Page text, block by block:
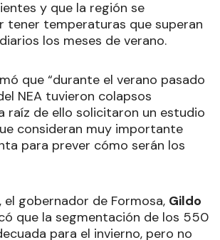
y que la región se
tener temperaturas que superan
los meses de verano.
que “durante el verano pasado
NEA tuvieron colapsos
raíz de ello solicitaron un estudio
consideran muy importante
para prever cómo serán los
el gobernador de Formosa, Gildo
que la segmentación de los 550
para el invierno, pero no